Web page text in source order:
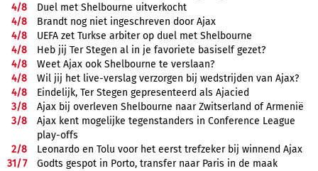
4/8
Duel met Shelbourne uitverkocht
4/8
Brandt nog niet ingeschreven door Ajax
4/8
UEFA zet Turkse arbiter op duel met Shelbourne
4/8
Heb jij Ter Stegen al in je favoriete basiself gezet?
4/8
Weet Ajax ook Shelbourne te verslaan?
4/8
Wil jij het live-verslag verzorgen bij wedstrijden van Ajax?
4/8
Eindelijk, Ter Stegen gepresenteerd als Ajacied
3/8
Ajax bij overleven Shelbourne naar Zwitserland of Armenië
3/8
Ajax kent mogelijke tegenstanders in Conference League
play-offs
2/8
Leonardo en Tolu voor het eerst trefzeker bij winnend Ajax
31/7 Godts gespot in Porto, transfer naar Paris in de maak